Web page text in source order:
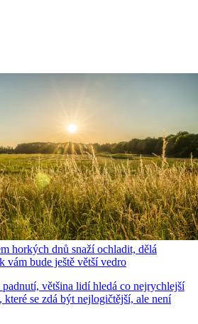
horkých dnů snaží ochladit, dělá
vám bude ještě větší vedro
většina lidí hledá co nejrychlejší
které se zdá být nejlogičtější, ale není